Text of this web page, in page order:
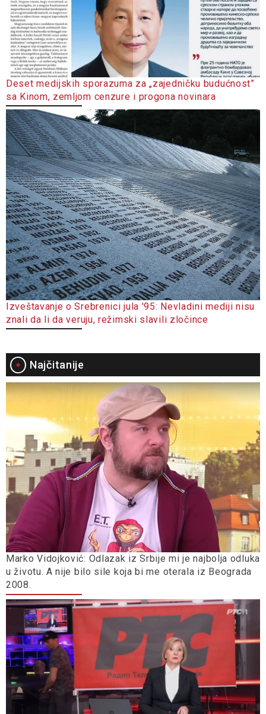
Deset medijskih sporazuma za „zajedničku budućnost”
sa Kinom, zemljom cenzure i progona novinara
Izveštavanje o Srebrenici jula '95: Nevladini mediji nisu
znali da li da veruju, režimski slavili zločince
Najčitanije
Marko Vidojković: Odlazak iz Srbije mi je najbolja odluka
u životu. A nije bilo sile koja bi me oterala iz Beograda
2008.